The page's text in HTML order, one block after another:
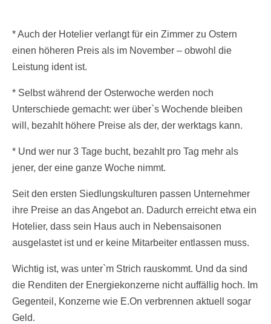
* Auch der Hotelier verlangt für ein Zimmer zu Ostern
einen höheren Preis als im November – obwohl die
Leistung ident ist.
* Selbst während der Osterwoche werden noch
Unterschiede gemacht: wer über`s Wochende bleiben
will, bezahlt höhere Preise als der, der werktags kann.
* Und wer nur 3 Tage bucht, bezahlt pro Tag mehr als
jener, der eine ganze Woche nimmt.
Seit den ersten Siedlungskulturen passen Unternehmer
ihre Preise an das Angebot an. Dadurch erreicht etwa ein
Hotelier, dass sein Haus auch in Nebensaisonen
ausgelastet ist und er keine Mitarbeiter entlassen muss.
Wichtig ist, was unter`m Strich rauskommt. Und da sind
die Renditen der Energiekonzerne nicht auffällig hoch. Im
Gegenteil, Konzerne wie E.On verbrennen aktuell sogar
Geld.